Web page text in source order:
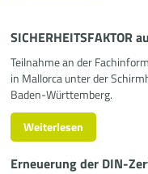
SICHERHEITSFAKTOR
Teilnahme an der
in Mallorca unter der
Baden-Württemberg.
Weiterlesen
Erneuerung der DIN-